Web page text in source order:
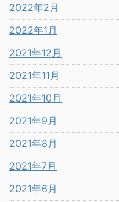
2022年2月
2022年1月
2021年12月
2021年11月
2021年10月
2021年9月
2021年8月
2021年7月
2021年6月